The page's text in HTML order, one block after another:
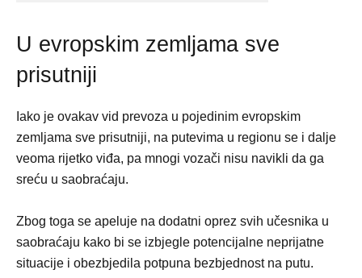
U evropskim zemljama sve
prisutniji
Iako je ovakav vid prevoza u pojedinim evropskim
zemljama sve prisutniji, na putevima u regionu se i dalje
veoma rijetko viđa, pa mnogi vozači nisu navikli da ga
sreću u saobraćaju.
Zbog toga se apeluje na dodatni oprez svih učesnika u
saobraćaju kako bi se izbjegle potencijalne neprijatne
situacije i obezbjedila potpuna bezbjednost na putu.